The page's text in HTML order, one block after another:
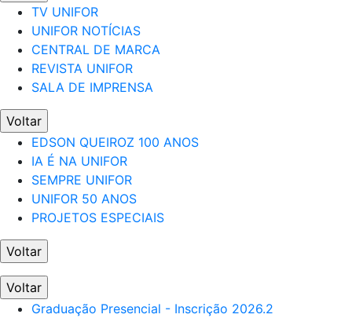
TV UNIFOR
UNIFOR NOTÍCIAS
CENTRAL DE MARCA
REVISTA UNIFOR
SALA DE IMPRENSA
Voltar
EDSON QUEIROZ 100 ANOS
IA É NA UNIFOR
SEMPRE UNIFOR
UNIFOR 50 ANOS
PROJETOS ESPECIAIS
Voltar
Voltar
Graduação Presencial - Inscrição 2026.2